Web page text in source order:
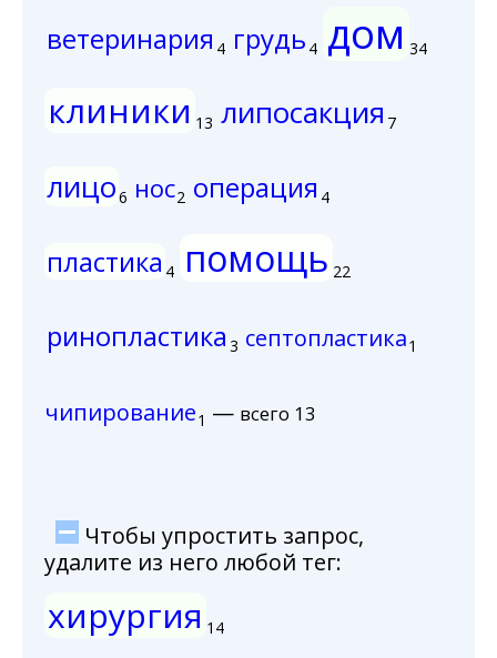
ветеринария 4 грудь 4 дом 34
клиники 13 липосакция 7
лицо6 нос2 операция 4
пластика 4 помощь 22
ринопластика 3 септопластика1
чипирование1 — всего 13
Чтобы упростить запрос,
удалите из него любой тег:
хирургия 14